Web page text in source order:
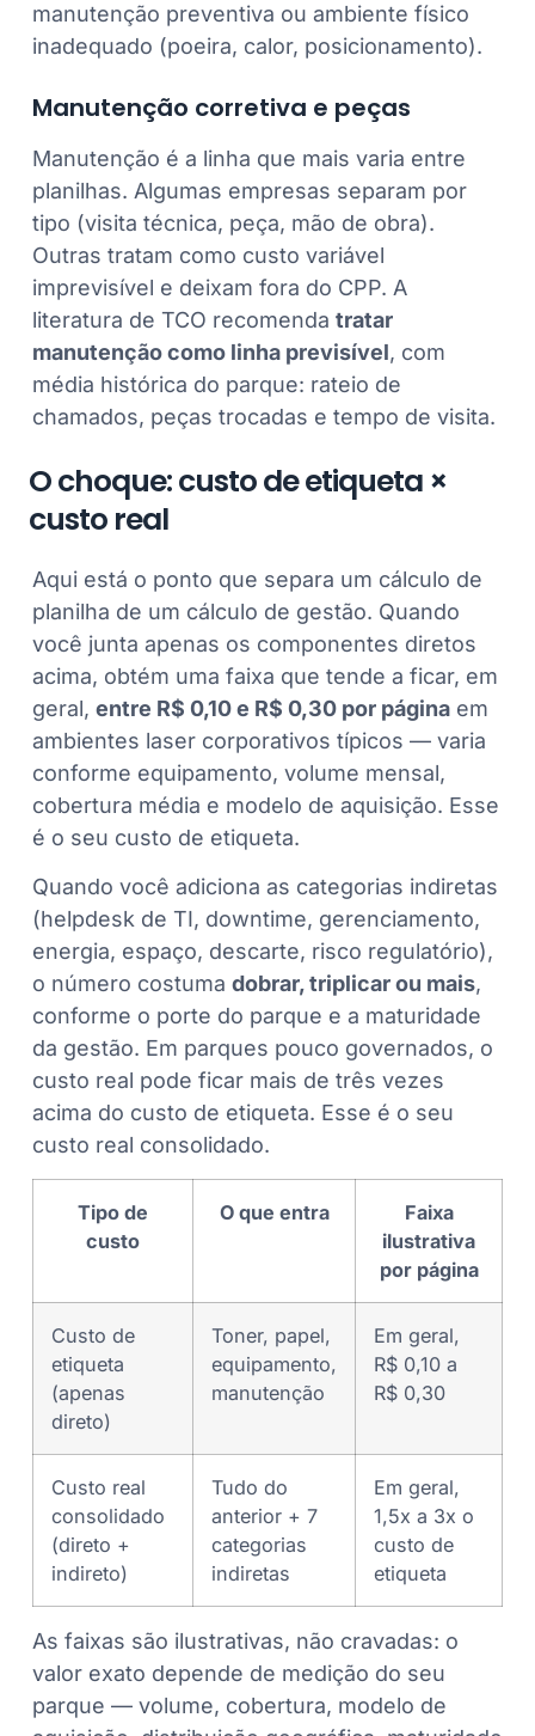
manutenção preventiva ou ambiente físico
inadequado (poeira, calor, posicionamento).
Manutenção corretiva e peças
Manutenção é a linha que mais varia entre
planilhas. Algumas empresas separam por
tipo (visita técnica, peça, mão de obra).
Outras tratam como custo variável
imprevisível e deixam fora do CPP. A
literatura de TCO recomenda tratar
manutenção como linha previsível, com
média histórica do parque: rateio de
chamados, peças trocadas e tempo de visita.
O choque: custo de etiqueta ×
custo real
Aqui está o ponto que separa um cálculo de
planilha de um cálculo de gestão. Quando
você junta apenas os componentes diretos
acima, obtém uma faixa que tende a ficar, em
geral, entre R$ 0,10 e R$ 0,30 por página em
ambientes laser corporativos típicos — varia
conforme equipamento, volume mensal,
cobertura média e modelo de aquisição. Esse
é o seu custo de etiqueta.
Quando você adiciona as categorias indiretas
(helpdesk de TI, downtime, gerenciamento,
energia, espaço, descarte, risco regulatório),
o número costuma dobrar, triplicar ou mais,
conforme o porte do parque e a maturidade
da gestão. Em parques pouco governados, o
custo real pode ficar mais de três vezes
acima do custo de etiqueta. Esse é o seu
custo real consolidado.
Tipo de
custo
O que entra
Faixa
ilustrativa
por página
Custo de
etiqueta
(apenas
direto)
Toner, papel,
equipamento,
manutenção
Em geral,
R$ 0,10 a
R$ 0,30
Custo real
consolidado
(direto +
indireto)
Tudo do
anterior + 7
categorias
indiretas
Em geral,
1,5x a 3x o
custo de
etiqueta
As faixas são ilustrativas, não cravadas: o
valor exato depende de medição do seu
parque — volume, cobertura, modelo de